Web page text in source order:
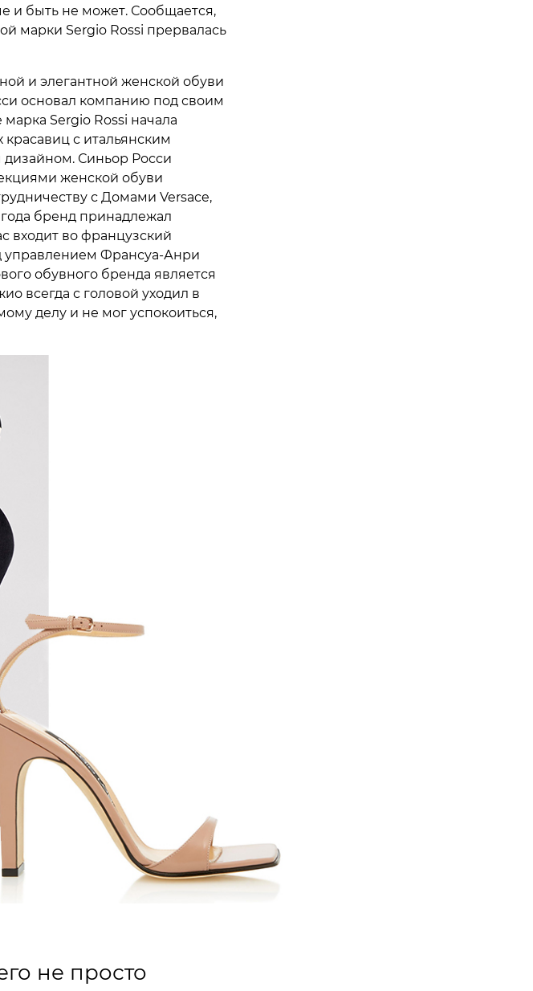
и быть не может. Сообщается,
марки Sergio Rossi прервалась
и элегантной женской обуви
основал компанию под своим
Sergio Rossi начала
красавиц с итальянским
Синьор Росси
женской обуви
с Домами Versace,
года бренд принадлежал
входит во французский
управлением Франсуа-Анри
обувного бренда является
всегда с головой уходил в
делу и не мог успокоиться,
не просто